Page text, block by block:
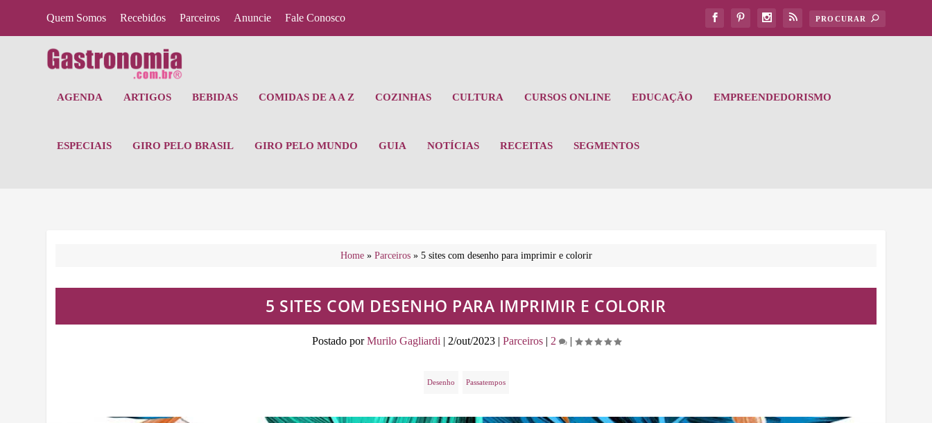
Quem Somos Recebidos Parceiros Anuncie Fale Conosco
AGENDA ARTIGOS BEBIDAS COMIDAS DE A A Z COZINHAS CULTURA CURSOS ONLINE EDUCAÇÃO EMPREENDEDORISMO
ESPECIAIS GIRO PELO BRASIL GIRO PELO MUNDO GUIA NOTÍCIAS RECEITAS SEGMENTOS
Home» Parceiros» 5 sites com desenho para imprimir e colorir
5 SITES COM DESENHO PARA IMPRIMIR E COLORIR
Postado porMurilo Gagliardi | 2/out/2023| Parceiros| 2 |
Desenho Passatempos